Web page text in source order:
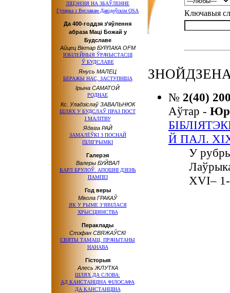
ЛІЦЭНЗІЯ НА ЗБАЎЛЕННЕ
Гутарка з Веславам Давідоўскім OSA
Да 400-годдзя з’яўлення
абраза Маці Божай у
Будславе
Айцец Віктар БУРЛАКА OFM
ЮБІЛЕЙНЫЯ ЎРАЧЫСТАСЦІ
Ў БУДСЛАВЕ
Янусь МАЛЕЦ
БЕРАЖЫ НАС, ЗАСТУПНІЦА
Ірына САМАТОЙ
РОДНАЕ
Кс. Уладзіслаў ЗАВАЛЬНЮК
ШЛЯХ У БУДСЛАЎ ПРАЗ ПОСТ
І МАЛІТВУ
Ядвіга РАЙ
ЗАМАЛЁЎКІ З ПОСНАЙ
ПІЛІГРЫМКІ
Галерэя
Валеры БУЙВАЛ
КАРЛ БРУЛОЎ. АПОШНІ ДЗЕНЬ
ПАМПЕІ
Год веры
Мікола ГРАКАЎ
ЯК У РЫМЕ З’ЯВІЛАСЯ
ХРЫСЦІЯНСТВА
Пераклады
Стэфан СВЯЖАЎСКІ
СВЯТЫ ТАМАШ, ПРАЧЫТАНЫ
НАНАВА
Гісторыя
Алесь ЖЛУТКА
ШЛЯХ ДА СЛОВА:
АД КАНСТАНЦІНА ФІЛОСАФА
ДА КАНСТАНЦІНА
Ключавыя
№ 2(40)
Аўтар -
Й ПАЛ.
У
ХVI– 1-